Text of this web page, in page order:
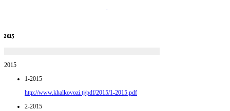
2015
2015
1-2015
http://www.khalkovozi.tj/pdf/2015/1-2015.pdf
2-2015